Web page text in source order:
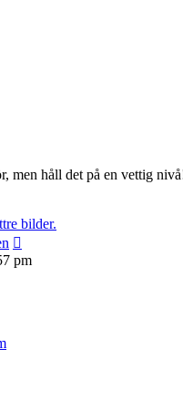
men håll det på en vettig
bilder.
till
pm